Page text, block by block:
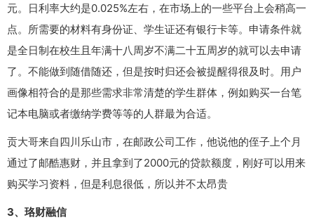
元。日利率大约是0.025%左右，在市场上的一些平台上会稍高一
点。所需要的材料有身份证、学生证还有银行卡等。申请条件就
是全日制在校生且年满十八周岁不满二十五周岁的就可以去申请
了。不能做到随借随还，但是按时归还会被提醒得很及时。用户
画像相符合的是那些需求非常清楚的学生群体，例如购买一台笔
记本电脑或者缴纳学费等等的人群最为合适。
贡大哥来自四川乐山市，在邮政公司工作，他说他的侄子上个月
通过了邮酷惠财，并且拿到了2000元的贷款额度，刚好可以用来
购买学习资料，但是利息很低，所以并不太昂贵
3、珞财融信